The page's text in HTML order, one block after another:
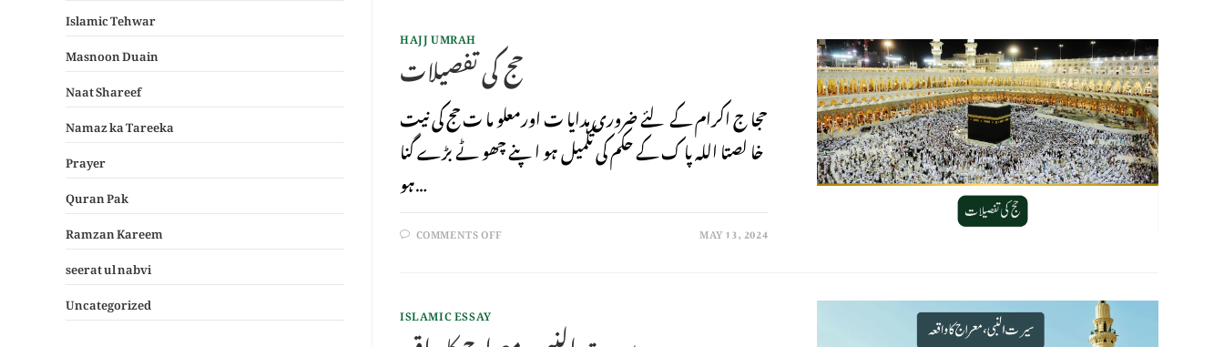
HAJJ UMRAH
حج کی تفصیلات
حجا ج اکرام کے لئے ضروری ہدایا ت اورمعلو ما ت حج کی نیت
خا لصتا اللہ پا ک کے حکم کی تکمیل ہو اپنے چھو ٹے بڑے گنا
ہو…
COMMENTS OFF MAY 13, 2024
ISLAMIC ESSAY
Islamic Tehwar
Masnoon Duain
Naat Shareef
Namaz ka Tareeka
Prayer
Quran Pak
Ramzan Kareem
seerat ul nabvi
Uncategorized